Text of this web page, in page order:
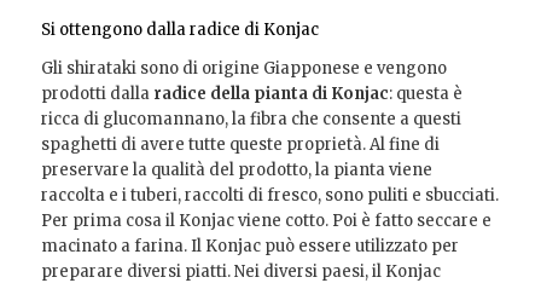
Si ottengono dalla radice di Konjac
Gli shirataki sono di origine Giapponese e vengono
prodotti dalla radice della pianta di Konjac: questa è
ricca di glucomannano, la fibra che consente a questi
spaghetti di avere tutte queste proprietà. Al fine di
preservare la qualità del prodotto, la pianta viene
raccolta e i tuberi, raccolti di fresco, sono puliti e sbucciati.
Per prima cosa il Konjac viene cotto. Poi è fatto seccare e
macinato a farina. Il Konjac può essere utilizzato per
preparare diversi piatti. Nei diversi paesi, il Konjac